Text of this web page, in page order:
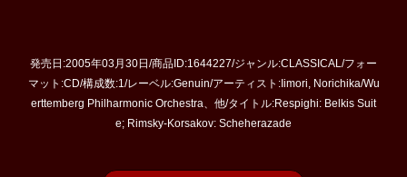
発売日:2005年03月30日/商品ID:1644227/ジャンル:CLASSICAL/フォー
マット:CD/構成数:1/レーベル:Genuin/アーティスト:Iimori, Norichika/Wu
erttemberg Philharmonic Orchestra、他/タイトル:Respighi: Belkis Suit
e; Rimsky-Korsakov: Scheherazade